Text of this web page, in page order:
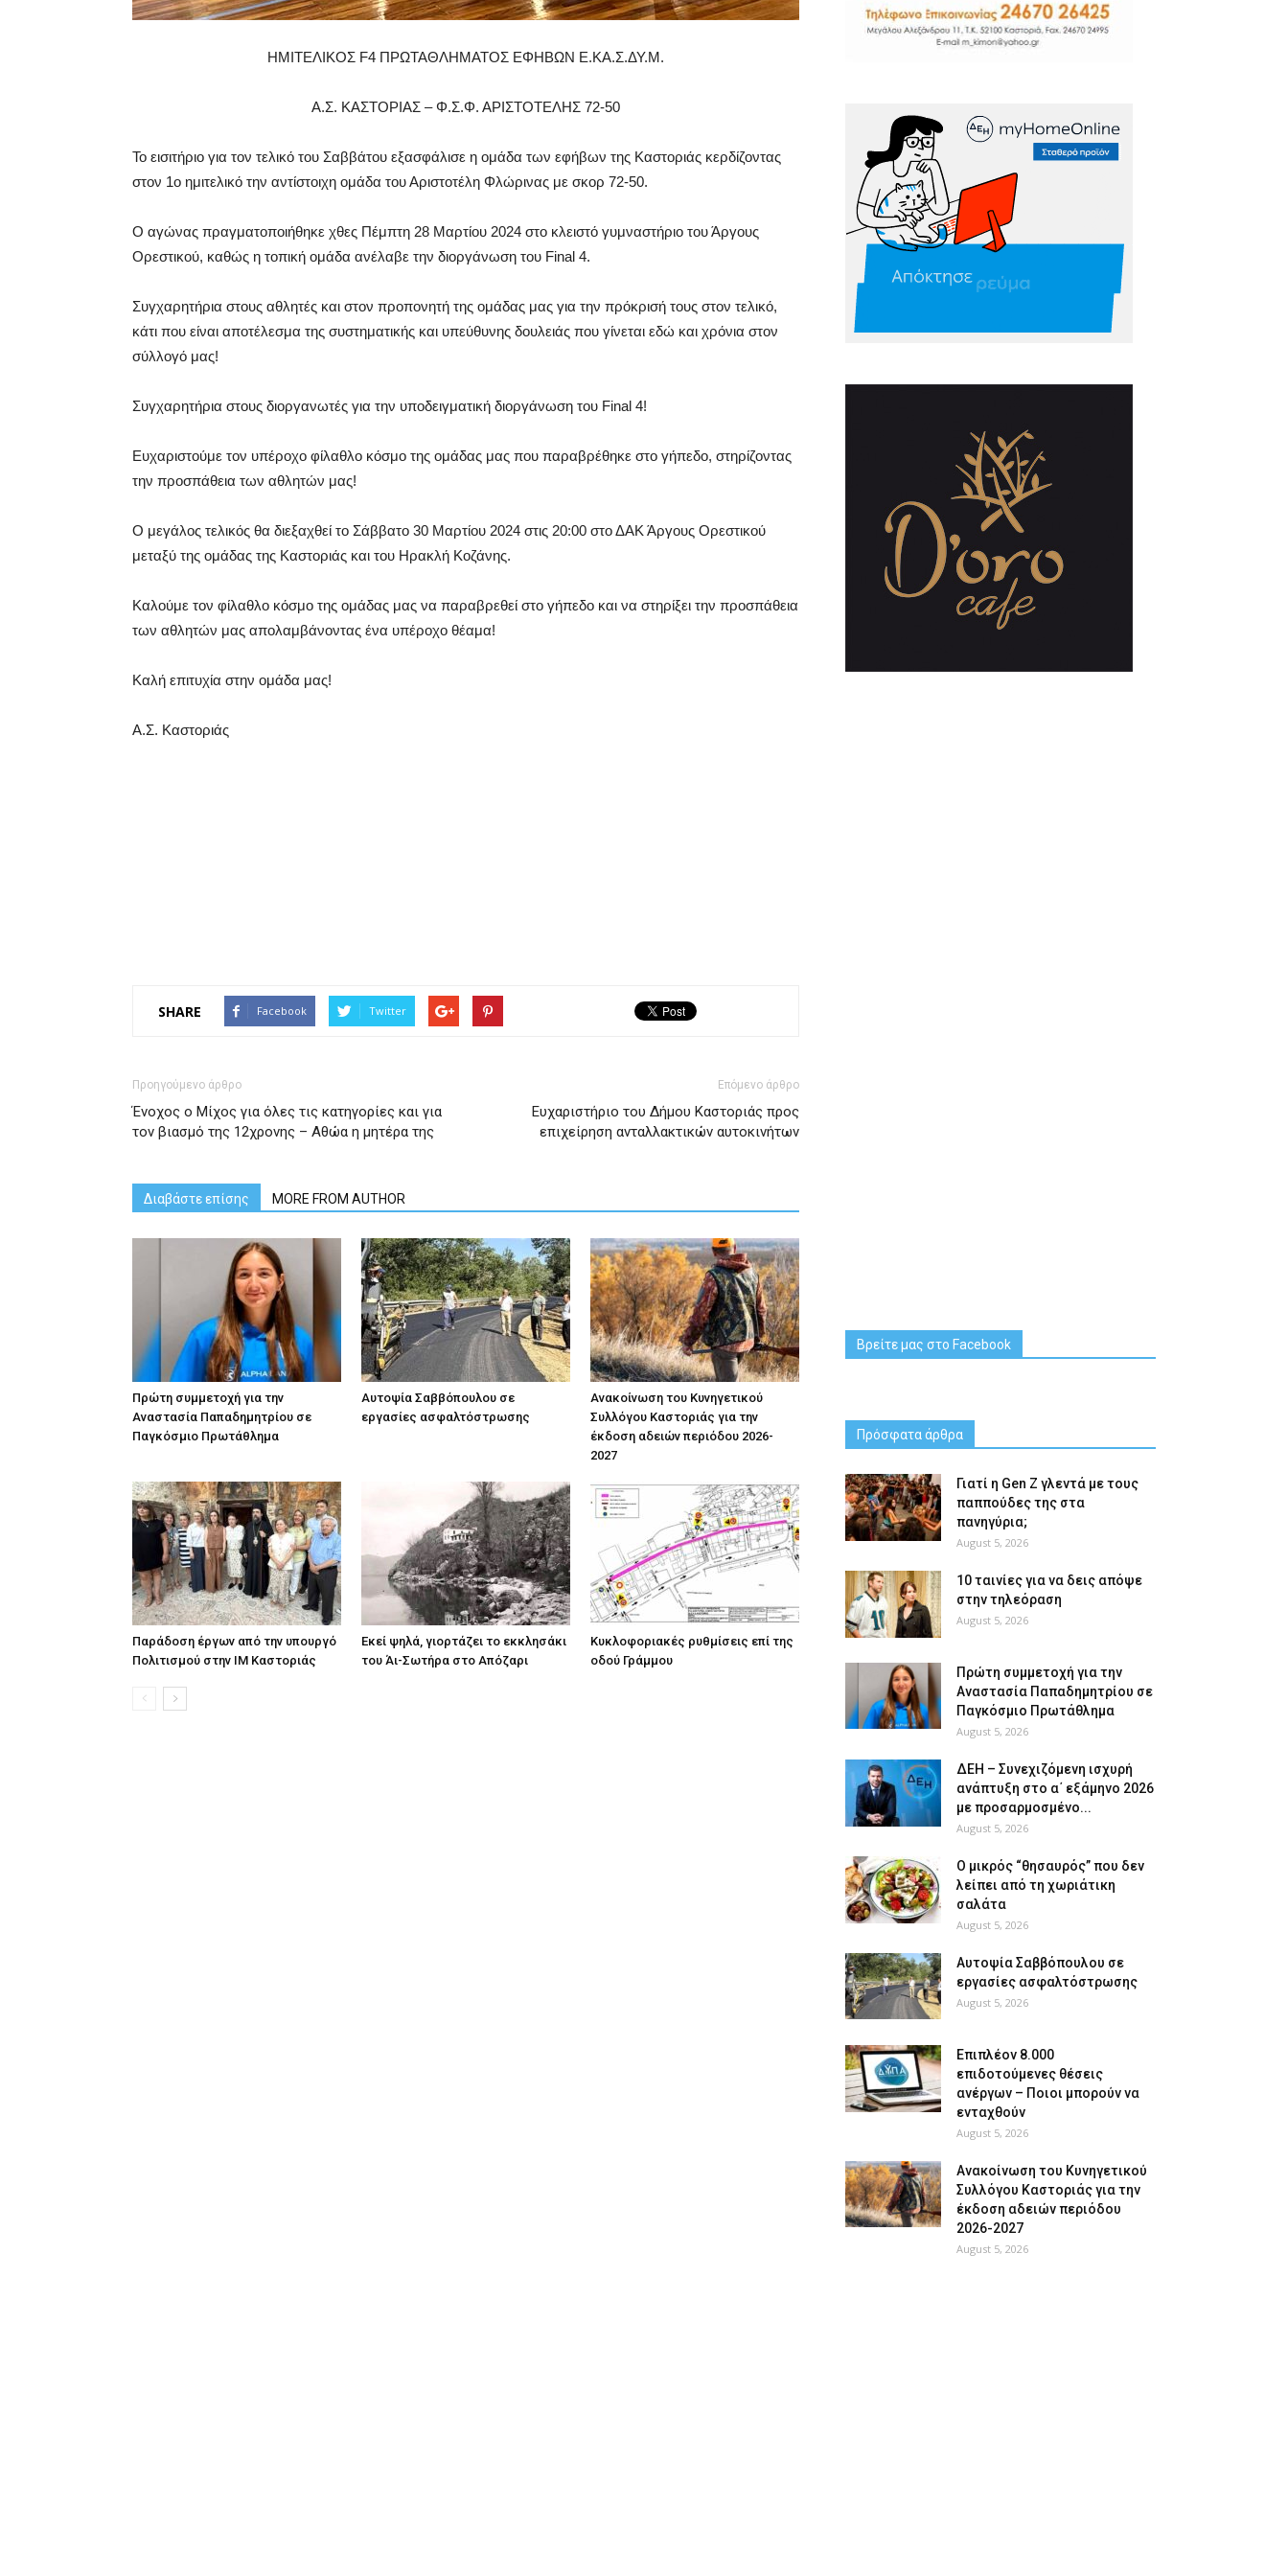
ΗΜΙΤΕΛΙΚΟΣ F4 ΠΡΩΤΑΘΛΗΜΑΤΟΣ ΕΦΗΒΩΝ Ε.ΚΑ.Σ.ΔΥ.Μ.
Α.Σ. ΚΑΣΤΟΡΙΑΣ – Φ.Σ.Φ. ΑΡΙΣΤΟΤΕΛΗΣ 72-50
Το εισιτήριο για τον τελικό του Σαββάτου εξασφάλισε η ομάδα των εφήβων της Καστοριάς κερδίζοντας
στον 1ο ημιτελικό την αντίστοιχη ομάδα του Αριστοτέλη Φλώρινας με σκορ 72-50.
Ο αγώνας πραγματοποιήθηκε χθες Πέμπτη 28 Μαρτίου 2024 στο κλειστό γυμναστήριο του Άργους
Ορεστικού, καθώς η τοπική ομάδα ανέλαβε την διοργάνωση του Final 4.
Συγχαρητήρια στους αθλητές και στον προπονητή της ομάδας μας για την πρόκρισή τους στον τελικό,
κάτι που είναι αποτέλεσμα της συστηματικής και υπεύθυνης δουλειάς που γίνεται εδώ και χρόνια στον
σύλλογό μας!
Συγχαρητήρια στους διοργανωτές για την υποδειγματική διοργάνωση του Final 4!
Ευχαριστούμε τον υπέροχο φίλαθλο κόσμο της ομάδας μας που παραβρέθηκε στο γήπεδο, στηρίζοντας
την προσπάθεια των αθλητών μας!
Ο μεγάλος τελικός θα διεξαχθεί το Σάββατο 30 Μαρτίου 2024 στις 20:00 στο ΔΑΚ Άργους Ορεστικού
μεταξύ της ομάδας της Καστοριάς και του Ηρακλή Κοζάνης.
Καλούμε τον φίλαθλο κόσμο της ομάδας μας να παραβρεθεί στο γήπεδο και να στηρίξει την προσπάθεια
των αθλητών μας απολαμβάνοντας ένα υπέροχο θέαμα!
Καλή επιτυχία στην ομάδα μας!
Α.Σ. Καστοριάς
SHARE Facebook Twitter
Προηγούμενο άρθρο
Ένοχος ο Μίχος για όλες τις κατηγορίες και για
τον βιασμό της 12χρονης – Αθώα η μητέρα της
Επόμενο άρθρο
Ευχαριστήριο του Δήμου Καστοριάς προς
επιχείρηση ανταλλακτικών αυτοκινήτων
Διαβάστε επίσης MORE FROM AUTHOR
Πρώτη συμμετοχή για την
Αναστασία Παπαδημητρίου σε
Παγκόσμιο Πρωτάθλημα
Αυτοψία Σαββόπουλου σε
εργασίες ασφαλτόστρωσης
Ανακοίνωση του Κυνηγετικού
Συλλόγου Καστοριάς για την
έκδοση αδειών περιόδου 2026-
2027
Παράδοση έργων από την υπουργό
Πολιτισμού στην ΙΜ Καστοριάς
Εκεί ψηλά, γιορτάζει το εκκλησάκι
του Άι-Σωτήρα στο Απόζαρι
Κυκλοφοριακές ρυθμίσεις επί της
οδού Γράμμου
Βρείτε μας στο Facebook
Πρόσφατα άρθρα
Γιατί η Gen Z γλεντά με τους
παππούδες της στα
πανηγύρια;
August 5, 2026
10 ταινίες για να δεις απόψε
στην τηλεόραση
August 5, 2026
Πρώτη συμμετοχή για την
Αναστασία Παπαδημητρίου σε
Παγκόσμιο Πρωτάθλημα
August 5, 2026
ΔΕΗ – Συνεχιζόμενη ισχυρή
ανάπτυξη στο α΄ εξάμηνο 2026
με προσαρμοσμένο...
August 5, 2026
O μικρός “θησαυρός” που δεν
λείπει από τη χωριάτικη
σαλάτα
August 5, 2026
Αυτοψία Σαββόπουλου σε
εργασίες ασφαλτόστρωσης
August 5, 2026
Επιπλέον 8.000
επιδοτούμενες θέσεις
ανέργων – Ποιοι μπορούν να
ενταχθούν
August 5, 2026
Ανακοίνωση του Κυνηγετικού
Συλλόγου Καστοριάς για την
έκδοση αδειών περιόδου
2026-2027
August 5, 2026